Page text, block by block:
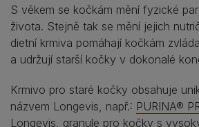
S věkem se kočkám mění fyzické
života. Stejně tak se mění jejich
dietní krmiva pomáhají kočkám
a udržují starší kočky v dokonalé
Krmivo pro staré kočky obsahuje
názvem Longevis, např.: PURINA®
Longevis, granule pro kočky s